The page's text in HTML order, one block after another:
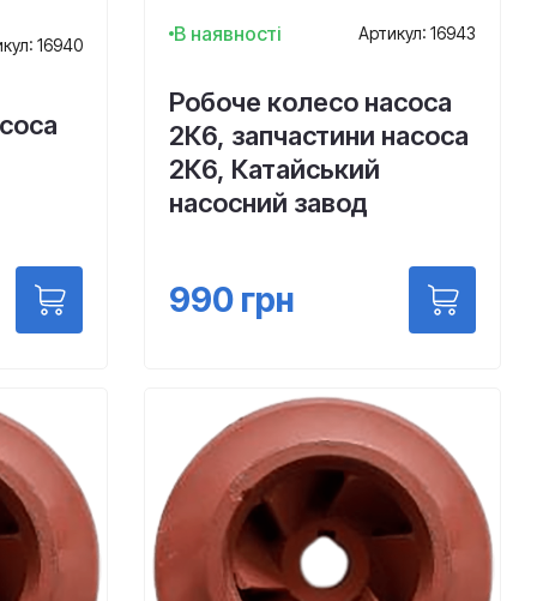
16940 В наявності Артикул: 16943
Робоче колесо насоса
2К6, запчастини насоса
2К6, Катайський
насосний завод
990грн